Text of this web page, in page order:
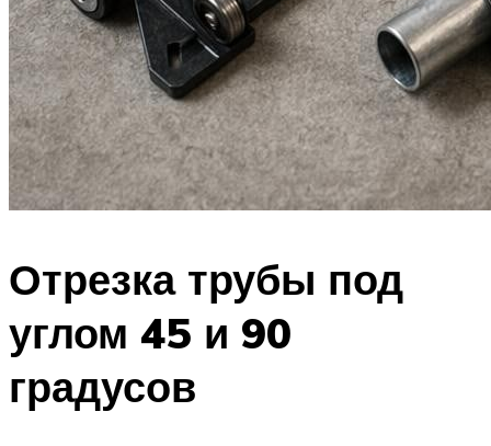
Отрезка трубы под
углом 45 и 90
градусов